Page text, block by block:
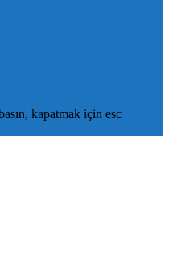
kapatmak için esc